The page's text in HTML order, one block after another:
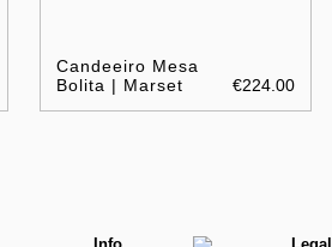
Candeeiro Mesa
Bolita | Marset
€224.00